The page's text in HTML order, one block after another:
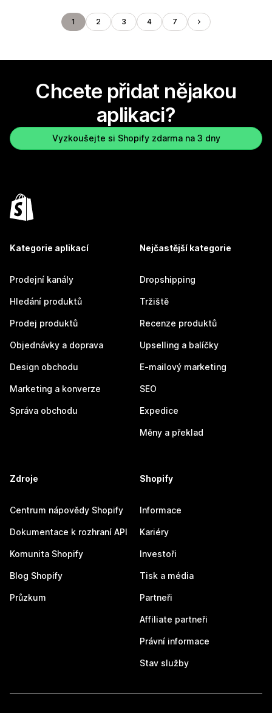
1 2 3 4 7
Chcete přidat nějakou
aplikaci?
Vyzkoušejte si Shopify zdarma na 3 dny
Kategorie aplikací
Prodejní kanály
Hledání produktů
Prodej produktů
Objednávky a doprava
Design obchodu
Marketing a konverze
Správa obchodu
Nejčastější kategorie
Dropshipping
Tržiště
Recenze produktů
Upselling a balíčky
E-mailový marketing
SEO
Expedice
Měny a překlad
Zdroje
Centrum nápovědy Shopify
Dokumentace k rozhraní API
Komunita Shopify
Blog Shopify
Průzkum
Shopify
Informace
Kariéry
Investoři
Tisk a média
Partneři
Affiliate partneři
Právní informace
Stav služby